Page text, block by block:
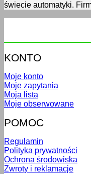
świecie automatyki.
KONTO
Moje konto
Moje zapytania
Moja lista
Moje obserwowane
POMOC
Regulamin
Polityka prywatności
Ochrona środowiska
Zwroty i reklamacje